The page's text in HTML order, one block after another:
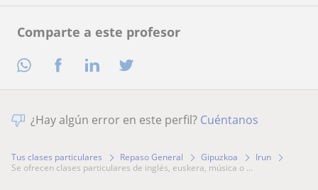
Comparte a este profesor
¿Hay algún error en este perfil? Cuéntanos
Tus clases particulares Repaso General Gipuzkoa
Irun
se ofrecen clases particulares de inglés, euskera, música o ...